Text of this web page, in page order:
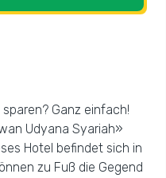
Ganz einfach!
Udyana Syariah»
Hotel befindet sich in
zu Fuß die Gegend